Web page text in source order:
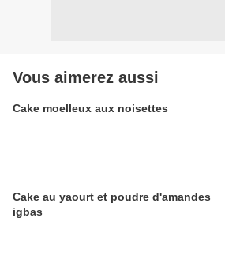
Vous aimerez aussi
Cake moelleux aux noisettes
Cake au yaourt et poudre d'amandes
igbas